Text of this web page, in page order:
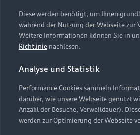
Online-Terminvereinbarung
Servicekontakt
Vertrag widerrufen
Presse & Media Center
Datenschutz
Audi erleben
Newsletter
Impressum Rechtliches
Datenschutzinformation
Cookie-
Cookie-Richtlinie
Barrierefreiheit
Hinweis: Die aktuelle Darstellung
Embleme am Fahrzeug bei allen
Webseite kann abweichen.
Diese werden benötigt, um Ihnen
während der Nutzung der Webseite zur
Weitere Informationen können Sie in
Richtlinie nachlesen.
Analyse und Statistik
Performance Cookies sammeln
darüber, wie unsere Webseite genutzt
Anzahl der Besuche, Verweildauer).
werden zur Optimierung der Webseite